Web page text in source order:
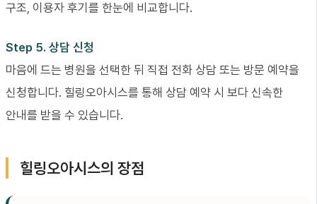
구조, 이용자 후기를 한눈에 비교합니다.
Step 5. 상담 신청
마음에 드는 병원을 선택한 뒤 직접 전화 상담 또는 방문 예약을
신청합니다. 힐링오아시스를 통해 상담 예약 시 보다 신속한
안내를 받을 수 있습니다.
힐링오아시스의 장점